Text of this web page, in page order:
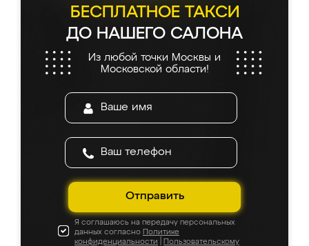
БЕСПЛАТНОЕ ТАКСИ
ДО НАШЕГО САЛОНА
Из любой точки Москвы и
Московской области!
Отправить
Я соглашаюсь на передачу персональных
данных согласно Политике
конфиденциальности
Пользовательскому